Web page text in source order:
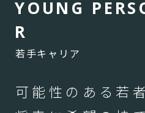
YOUN G PERS
R
若手キャリア
可能性のある若